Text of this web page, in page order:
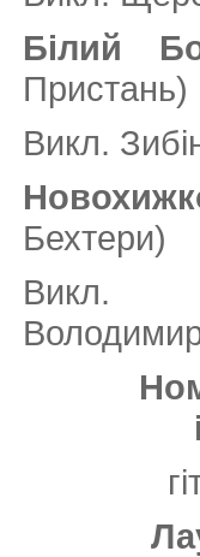
Білий
Пристань)
Викл.
Бехтери)
Викл.